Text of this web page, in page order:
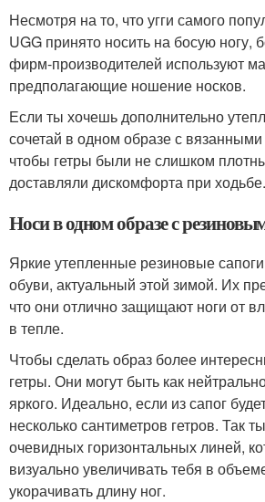
Несмотря на то, что угги самого
UGG принято носить на босую ногу,
фирм-производителей используют
предполагающие ношение носков.
Если ты хочешь дополнительно
сочетай в одном образе с
чтобы гетры были не слишком
доставляли дискомфорта при ходьбе.
Носи в одном образе с
Яркие утепленные резиновые
обуви, актуальный этой зимой. Их
что они отлично защищают ноги от
в тепле.
Чтобы сделать образ более
гетры. Они могут быть как
яркого. Идеально, если из сапог
несколько сантиметров гетров. Так
очевидных горизонтальных линей,
визуально увеличивать тебя в
укорачивать длину ног.